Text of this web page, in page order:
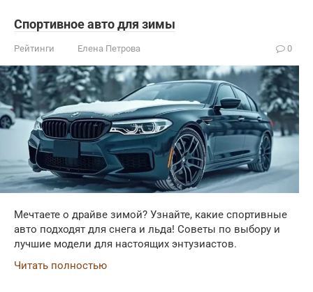
Спортивное авто для зимы
Рейтинги Елена Петрова 0
Мечтаете о драйве зимой? Узнайте, какие спортивные
авто подходят для снега и льда! Советы по выбору и
лучшие модели для настоящих энтузиастов.
Читать полностью